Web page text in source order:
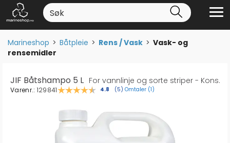
Marineshop>Båtpleie>Rens / Vask>Vask- og
rensemidler
JIF Båtshampo 5 L For vannlinje og sorte striper - Kons.
Varenr.: 129841 Gjennomsnittskarakter:
4.8 (stemmer:
5) Omtaler (1)